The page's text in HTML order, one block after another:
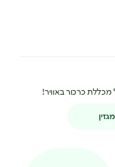
מכללת כרכור באוויר!